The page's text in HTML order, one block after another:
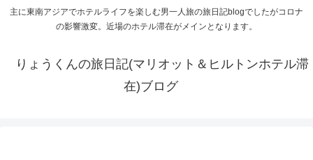
主に東南アジアでホテルライフを楽しむ男一人旅の旅日記blogでしたがコロナ
の影響激変。近場のホテル滞在がメインとなります。
りょうくんの旅日記(マリオット＆ヒルトンホテル滞
在)ブログ